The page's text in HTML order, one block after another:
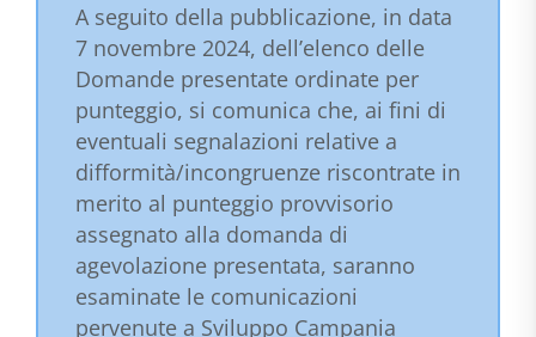
A seguito della pubblicazione, in data
7 novembre 2024, dell’elenco delle
Domande presentate ordinate per
punteggio, si comunica che, ai fini di
eventuali segnalazioni relative a
difformità/incongruenze riscontrate in
merito al punteggio provvisorio
assegnato alla domanda di
agevolazione presentata, saranno
esaminate le comunicazioni
pervenute a Sviluppo Campania